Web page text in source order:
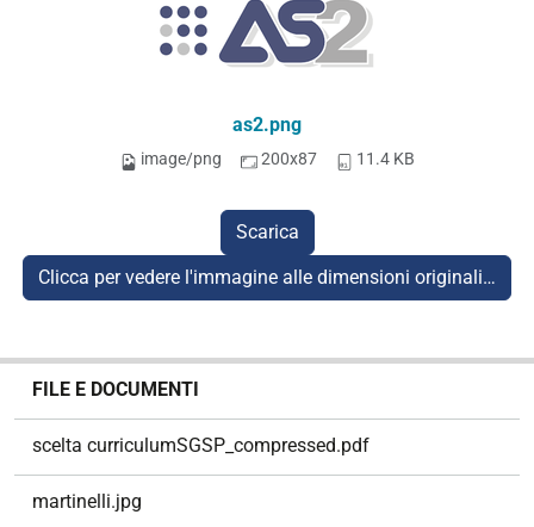
as2.png
image/png 200x87 11.4 KB
Scarica
Clicca per vedere l'immagine alle dimensioni originali…
FILE E DOCUMENTI
scelta curriculumSGSP_compressed.pdf
martinelli.jpg